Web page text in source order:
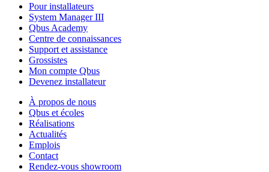
Pour installateurs
System Manager III
Qbus Academy
Centre de connaissances
Support et assistance
Grossistes
Mon compte Qbus
Devenez installateur
À propos de nous
Qbus et écoles
Réalisations
Actualités
Emplois
Contact
Rendez-vous showroom